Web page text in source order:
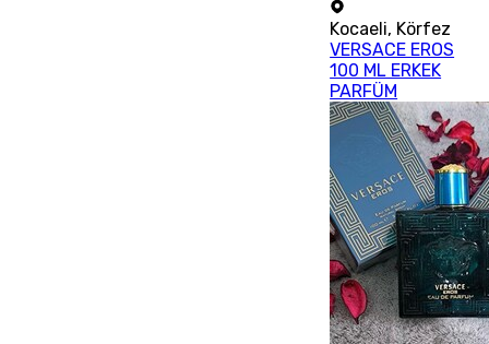
Kocaeli, Körfez
VERSACE EROS
100 ML ERKEK
PARFÜM